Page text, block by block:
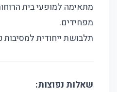
מתאימה למופעי בית
מפחידים.
תלבושת ייחודית
שאלות נפוצות: